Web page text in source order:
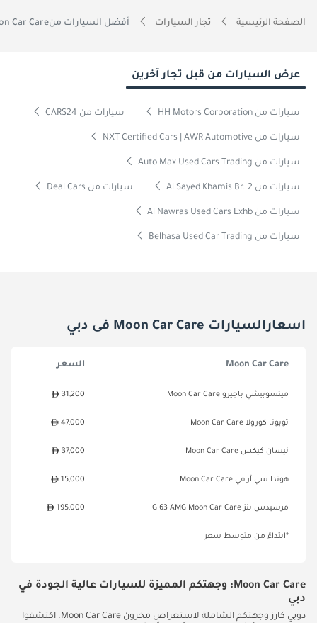
الصفحة الرئيسية تجار السيارات أفضل السيارات منMoon Car Care
عرض السيارات من قبل تجار آخرين
سيارات من HH Motors Corporation سيارات من CARS24
سيارات من NXT Certified Cars | AWR Automotive
سيارات من Auto Max Used Cars Trading
سيارات من Al Sayed Khamis Br. 2 سيارات من Deal Cars
سيارات من Al Nawras Used Cars Exhb
سيارات من Belhasa Used Car Trading
اسعارالسيارات Moon Car Care فى دبي
Moon Car Care السعر
ميتسوبيشي باجيرو Moon Car Care 31,200
تويوتا كورولا Moon Car Care 47,000
نيسان كيكس Moon Car Care 37,000
هوندا سي آر في Moon Car Care 15,000
مرسيدس بنز G 63 AMG Moon Car Care 195,000
*ابتداءً من متوسط سعر
Moon Car Care: وجهتكم المميزة للسيارات عالية الجودة في
دبي
دوبي كارز وجهتكم الشاملة لاستعراض مخزون Moon Car Care. اكتشفوا